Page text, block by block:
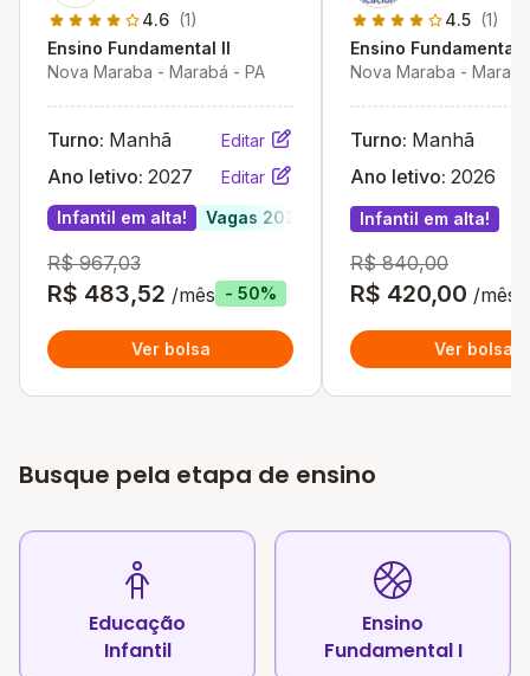
Disneylândia
4.6 (1)
Ensino Fundamental II
Nova Maraba - Marabá - PA
Turno: Manhã Editar
Ano letivo: 2027
Editar
Infantil em alta!
Vagas 2027
R$ 967,03
R$ 483,52 /mês - 50%
Ver bolsa
4.5 (1)
Ensino Fundamental
Nova Maraba -
Turno: Manhã
Ano letivo: 2026
Infantil em alta!
R$ 840,00
R$ 420,00 /mês
Ver bolsa
Busque pela etapa de ensino
Educação
Infantil
Ensino
Fundamental I